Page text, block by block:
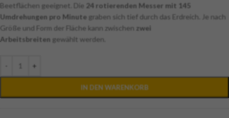
Beetflächen geeignet. Die 24 rotierenden Messer mit 145
Umdrehungen pro Minute graben sich tief durch das Erdreich. Je nach
Größe und Form der Fläche kann zwischen zwei
Arbeitsbreiten gewählt werden.
+
IN DEN WARENKORB